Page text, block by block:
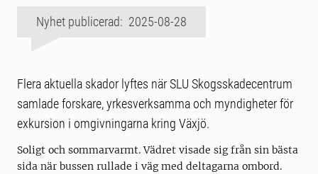
Nyhet publicerad: 2025-08-28
Flera aktuella skador lyftes när SLU Skogsskadecentrum
samlade forskare, yrkesverksamma och myndigheter för
exkursion i omgivningarna kring Växjö.
Soligt och sommarvarmt. Vädret visade sig från sin bästa
sida när bussen rullade i väg med deltagarna ombord.